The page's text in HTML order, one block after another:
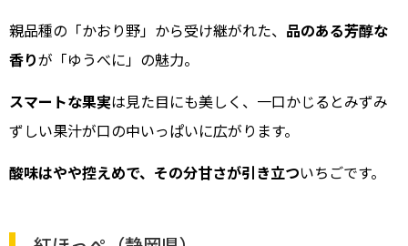
親品種の「かおり野」から受け継がれた、 品のある芳醇な
香りが「ゆうべに」の魅力。
スマートな果実は見た目にも美しく、一口かじるとみずみ
ずしい果汁が口の中いっぱいに広がります。
酸味はやや控えめで、その分甘さが引き立ついちごです。